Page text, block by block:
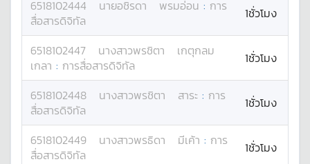
6518102444 นายอชิรดา พรมอ่อน : การ
สื่อสารดิจิทัล
1ชั่วโมง
6518102447 นางสาวพรชิตา
เกตุกลม
เกลา : การสื่อสารดิจิทัล 1ชั่วโมง
6518102448 นางสาวพรชิตา สาระ : การ
สื่อสารดิจิทัล
1ชั่วโมง
6518102449 นางสาวพรธิดา มีเค้า : การ
สื่อสารดิจิทัล
1ชั่วโมง